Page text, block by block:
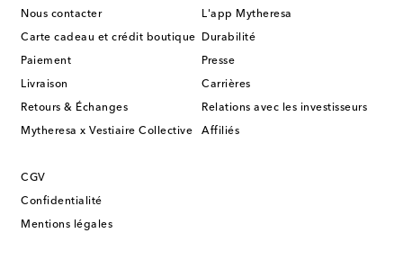
Nous contacter
Carte cadeau et crédit boutique
Paiement
Livraison
Retours & Échanges
Mytheresa x Vestiaire Collective
L'app Mytheresa
Durabilité
Presse
Carrières
Relations avec les investisseurs
Affiliés
CGV
Confidentialité
Mentions légales